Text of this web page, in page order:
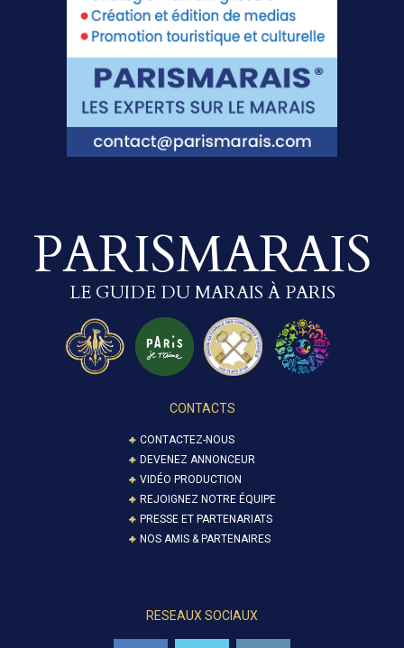
PARISMARAIS
LE GUIDE DU MARAIS À PARIS
CONTACTS
CONTACTEZ-NOUS
DEVENEZ ANNONCEUR
VIDÉO PRODUCTION
REJOIGNEZ NOTRE ÉQUIPE
PRESSE ET PARTENARIATS
NOS AMIS & PARTENAIRES
RESEAUX SOCIAUX